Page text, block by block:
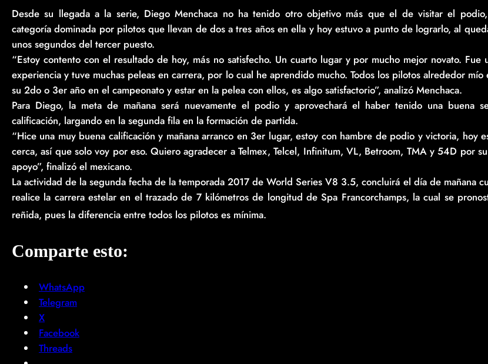
Desde su llegada a la serie, Diego Menchaca no ha tenido otro objetivo más que el de visitar el
categoría dominada por pilotos que llevan de dos a tres años en ella y hoy estuvo a punto de lograrlo, al
unos segundos del tercer puesto.
“Estoy contento con el resultado de hoy, más no satisfecho. Un cuarto lugar y por mucho mejor novato. Fue
experiencia y tuve muchas peleas en carrera, por lo cual he aprendido mucho. Todos los pilotos alrededor mío
su 2do o 3er año en el campeonato y estar en la pelea con ellos, es algo satisfactorio”, analizó Menchaca.
Para Diego, la meta de mañana será nuevamente el podio y aprovechará el haber tenido una buena
calificación, largando en la segunda fila en la formación de partida.
“Hice una muy buena calificación y mañana arranco en 3er lugar, estoy con hambre de podio y victoria, hoy
cerca, así que solo voy por eso. Quiero agradecer a Telmex, Telcel, Infinitum, VL, Betroom, TMA y 54D por
apoyo”, finalizó el mexicano.
La actividad de la segunda fecha de la temporada 2017 de World Series V8 3.5, concluirá el día de mañana
realice la carrera estelar en el trazado de 7 kilómetros de longitud de Spa Francorchamps, la cual se
reñida, pues la diferencia entre todos los pilotos es mínima.
Comparte esto:
WhatsApp
Telegram
X
Facebook
Threads